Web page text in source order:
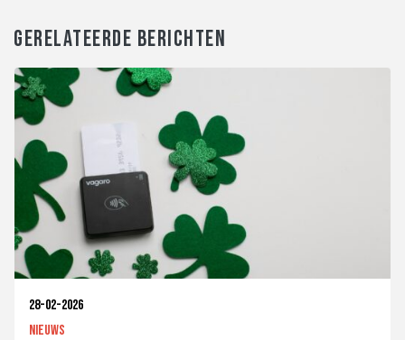
GERELATEERDE BERICHTEN
28-02-2026
Nieuws